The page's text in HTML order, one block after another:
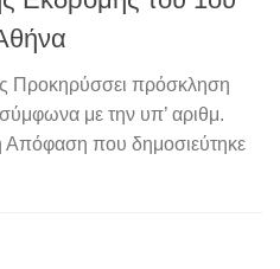
Προκηρύσσει πρόσκληση
με την υπ’ αριθμ.
που δημοσιεύτηκε